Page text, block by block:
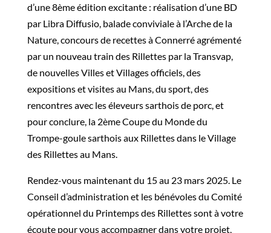
d’une 8ème édition excitante : réalisation d’une BD
par Libra Diffusio, balade conviviale à l’Arche de la
Nature, concours de recettes à Connerré agrémenté
par un nouveau train des Rillettes par la Transvap,
de nouvelles Villes et Villages officiels, des
expositions et visites au Mans, du sport, des
rencontres avec les éleveurs sarthois de porc, et
pour conclure, la 2ème Coupe du Monde du
Trompe-goule sarthois aux Rillettes dans le Village
des Rillettes au Mans.
Rendez-vous maintenant du 15 au 23 mars 2025. Le
Conseil d’administration et les bénévoles du Comité
opérationnel du Printemps des Rillettes sont à votre
écoute pour vous accompagner dans votre projet,